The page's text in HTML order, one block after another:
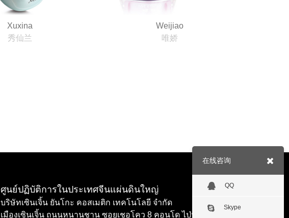
Xuxina
秀仙兰
Weijiao
唯娇
ศูนย์ปฏิบัติการในประเทศจีนแผ่นดินใหญ่
บริษัทเซินเจิ้น ยันโกะ คอสเมติก เทคโนโลยี จำกัด
เมืองเซินเจิ้น ถนนหนานชาน ซอยเชอโคว 8 คอนโด ไป่หลี่ว่านควาหยวน
在线咨询
QQ
Skype